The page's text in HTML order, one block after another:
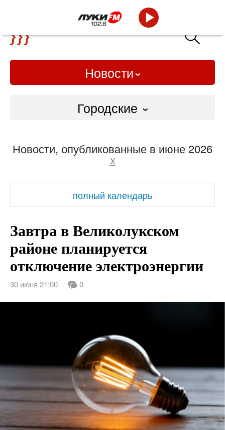
Новости
Городские
Слово Дело
Народные
ВТРК
Новости, опубликованные в июне 2026
x
полный календарь
Завтра в Великолукском
районе планируется
отключение электроэнергии
30 июня 21:00 0